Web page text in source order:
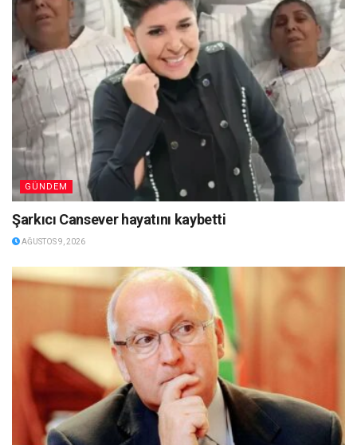
GÜNDEM
Şarkıcı Cansever hayatını kaybetti
AĞUSTOS 9, 2026